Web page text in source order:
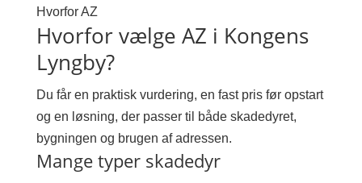
Hvorfor AZ
Hvorfor vælge AZ i Kongens
Lyngby?
Du får en praktisk vurdering, en fast pris før opstart
og en løsning, der passer til både skadedyret,
bygningen og brugen af adressen.
Mange typer skadedyr